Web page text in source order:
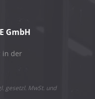
GmbH
in der
gesetzl. MwSt. und